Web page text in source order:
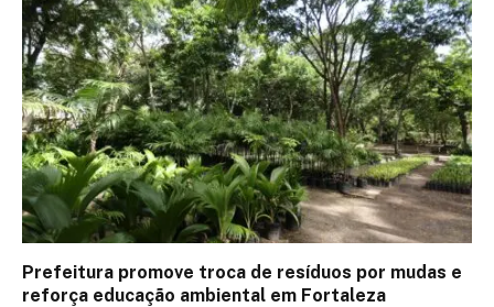
Prefeitura promove troca de resíduos por mudas e
reforça educação ambiental em Fortaleza